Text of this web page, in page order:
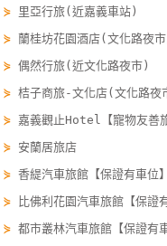
顧
客
服
顧
客
意
度
⋟ 里亞行旅(近嘉義車站)
⋟蘭桂坊花園酒店(文化路夜
⋟偶然行旅(近文化路夜市)
⋟桔子商旅-文化店(文化路
⋟ 嘉義觀止Hotel【寵物友
⋟ 安蘭居旅店
⋟香緹汽車旅館【保證有車
⋟
比佛利花園汽車旅館【保
⋟都市叢林汽車旅館【保證